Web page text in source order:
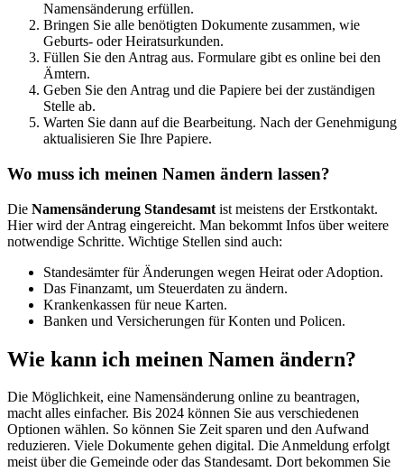
Namensänderung erfüllen.
Bringen Sie alle benötigten Dokumente zusammen, wie
Geburts- oder Heiratsurkunden.
Füllen Sie den Antrag aus. Formulare gibt es online bei den
Ämtern.
Geben Sie den Antrag und die Papiere bei der zuständigen
Stelle ab.
Warten Sie dann auf die Bearbeitung. Nach der Genehmigung
aktualisieren Sie Ihre Papiere.
Wo muss ich meinen Namen ändern lassen?
Die Namensänderung Standesamt ist meistens der Erstkontakt.
Hier wird der Antrag eingereicht. Man bekommt Infos über weitere
notwendige Schritte. Wichtige Stellen sind auch:
Standesämter für Änderungen wegen Heirat oder Adoption.
Das Finanzamt, um Steuerdaten zu ändern.
Krankenkassen für neue Karten.
Banken und Versicherungen für Konten und Policen.
Wie kann ich meinen Namen ändern?
Die Möglichkeit, eine Namensänderung online zu beantragen,
macht alles einfacher. Bis 2024 können Sie aus verschiedenen
Optionen wählen. So können Sie Zeit sparen und den Aufwand
reduzieren. Viele Dokumente gehen digital. Die Anmeldung erfolgt
meist über die Gemeinde oder das Standesamt. Dort bekommen Sie